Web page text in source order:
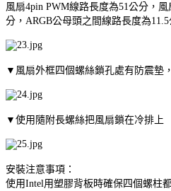
風扇4pin PWM線路長度為51公分，
分，ARGB公母頭之間線路長度為
▼風扇外框四個螺絲鎖孔處有防震墊
▼使用隨附長螺絲把風扇鎖在冷排上
安裝注意事項：
使用Intel用塑膠背板時確保四個螺柱